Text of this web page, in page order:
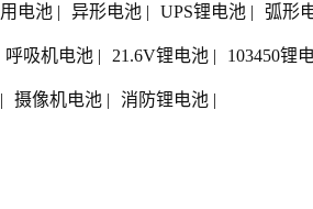
电池 | 异形电池 | UPS锂电池 | 弧形
呼吸机电池 | 21.6V锂电池 | 103450锂
| 摄像机电池 | 消防锂电池 |